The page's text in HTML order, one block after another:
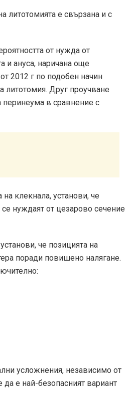
литотомията е свързана и с
от нужда от
и ануса, наричана още
2012 г по подобен начин
литотомия. Друг проучване
перинеума в сравнение с
клекнала, установи, че
нуждаят от цезарово сечение
че позицията на
поради повишено налягане.
усложнения, независимо от
е най-безопасният вариант